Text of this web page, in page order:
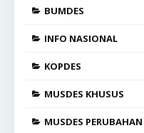
BUMDES
INFO NASIONAL
KOPDES
MUSDES KHUSUS
MUSDES